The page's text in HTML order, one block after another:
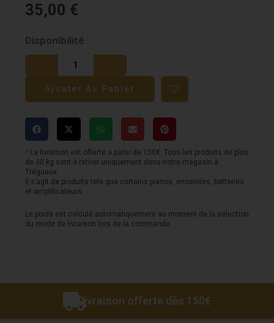
35,00 €
Disponibilité :
quantité
de
Câble
FENDER
Chanvre
3M
-
Vert
Ajouter Au Panier
¹ La livraison est offerte a partir de 150€. Tous les produits de plus
de 30 kg sont à retirer uniquement dans notre magasin à
Trégueux.
Il s’agit de produits tels que certains pianos, enceintes, batteries
et amplificateurs.
Le poids est calculé automatiquement au moment de la sélection
du mode de livraison lors de la commande.
Livraison offerte dès 150€